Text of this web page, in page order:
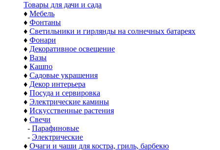
Товары для дачи и сада
♦ Мебель
♦ Фонтаны
♦ Светильники и гирлянды на солнечных батареях
♦ Фонари
♦ Декоративное освещение
♦ Вазы
♦ Кашпо
♦ Садовые украшения
♦ Декор интерьера
♦ Посуда и сервировка
♦ Электрические камины
♦ Искусственные растения
♦ Свечи
- Парафиновые
- Электрические
♦ Очаги и чаши для костра, гриль, барбекю